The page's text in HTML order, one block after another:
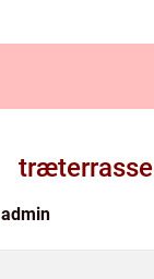
træterrasse
admin